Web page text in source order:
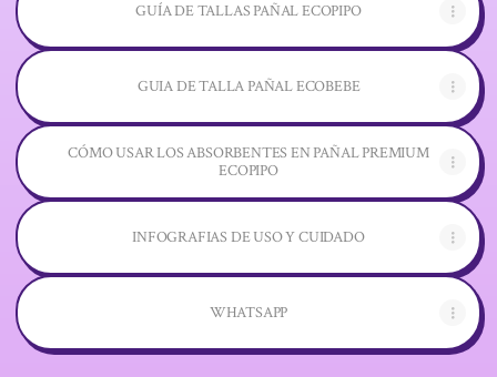
GUÍA DE TALLAS PAÑAL ECOPIPO
GUIA DE TALLA PAÑAL ECOBEBE
CÓMO USAR LOS ABSORBENTES EN PAÑAL PREMIUM
ECOPIPO
INFOGRAFIAS DE USO Y CUIDADO
WHATSAPP